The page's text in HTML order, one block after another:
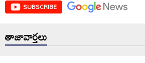
SUBSCRIBE
తాజావార్తలు